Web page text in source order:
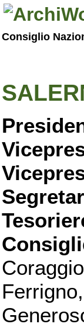
Consiglio